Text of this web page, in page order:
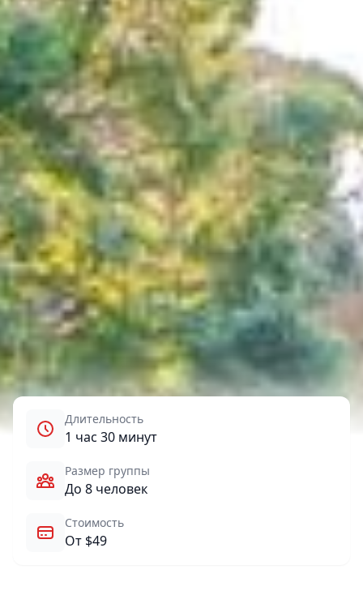
Длительность
1 час 30 минут
Размер группы
До 8 человек
Стоимость
От $49